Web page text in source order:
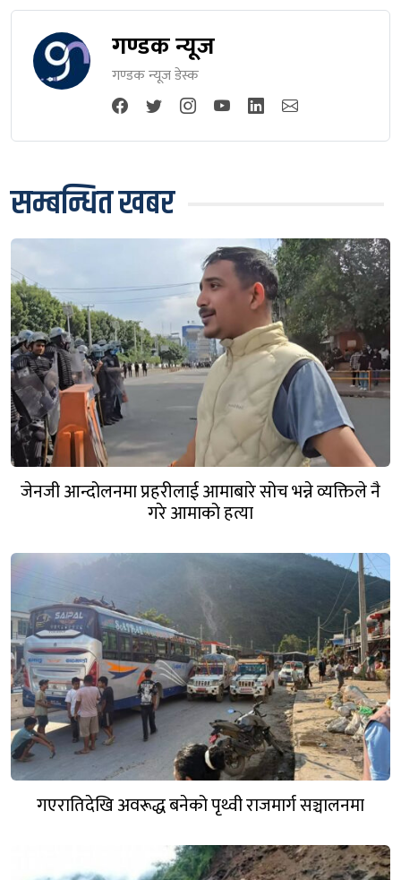
गण्डक न्यूज
गण्डक न्यूज डेस्क
सम्बन्धित खबर
जेनजी आन्दोलनमा प्रहरीलाई आमाबारे सोच भन्ने व्यक्तिले नै
गरे आमाको हत्या
गएरातिदेखि अवरूद्ध बनेको पृथ्वी राजमार्ग सञ्चालनमा